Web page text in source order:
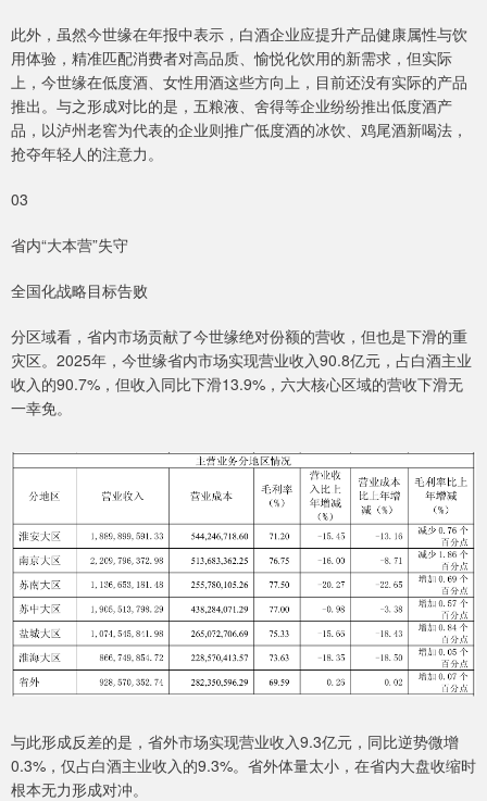
此外，虽然今世缘在年报中表示，白酒企业应提升产品健康属性与饮
用体验，精准匹配消费者对高品质、愉悦化饮用的新需求，但实际
上，今世缘在低度酒、女性用酒这些方向上，目前还没有实际的产品
推出。与之形成对比的是，五粮液、舍得等企业纷纷推出低度酒产
品，以泸州老窖为代表的企业则推广低度酒的冰饮、鸡尾酒新喝法，
抢夺年轻人的注意力。
03
省内“大本营”失守
全国化战略目标告败
分区域看，省内市场贡献了今世缘绝对份额的营收，但也是下滑的重
灾区。2025年，今世缘省内市场实现营业收入90.8亿元，占白酒主业
收入的90.7%，但收入同比下滑13.9%，六大核心区域的营收下滑无
一幸免。
与此形成反差的是，省外市场实现营业收入9.3亿元，同比逆势微增
0.3%，仅占白酒主业收入的9.3%。省外体量太小，在省内大盘收缩时
根本无力形成对冲。